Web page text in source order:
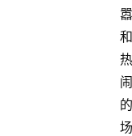
嚣
和
热
闹
的
场